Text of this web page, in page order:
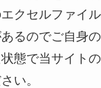
クセルファイ
るのでご自身
態で当サイト
い。